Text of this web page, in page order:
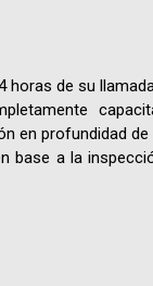
horas de su
en profundidad de
base a la